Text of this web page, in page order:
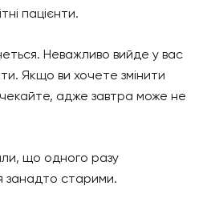
пацієнти.
Неважливо вийде у вас
Якщо ви хочете змінити
адже завтра може не
що одного разу
занадто старими.